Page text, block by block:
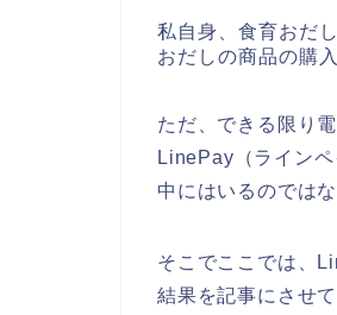
私自身、食育おだ
おだしの商品の購
ただ、できる限り
LinePay（ライン
中にはいるのでは
そこでここでは、
結果を記事にさせ